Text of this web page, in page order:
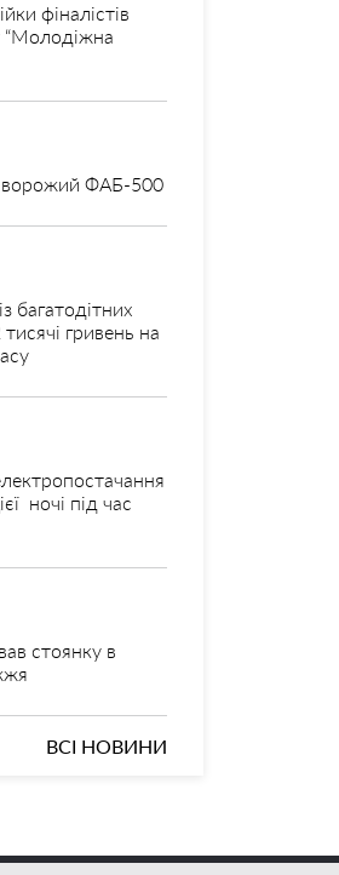
фіналістів
“Молодіжна
ворожий ФАБ-500
багатодітних
гривень на
ночі під час
стоянку в
ВСІ НОВИНИ